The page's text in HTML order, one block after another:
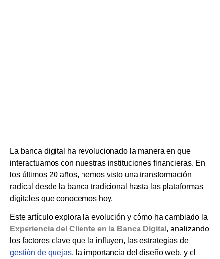
La banca digital ha revolucionado la manera en que
interactuamos con nuestras instituciones financieras. En
los últimos 20 años, hemos visto una transformación
radical desde la banca tradicional hasta las plataformas
digitales que conocemos hoy.
Este artículo explora la evolución y cómo ha cambiado la
Experiencia del Cliente en la Banca Digital , analizando
los factores clave que la influyen, las estrategias de
gestión de quejas, la importancia del diseño web, y el